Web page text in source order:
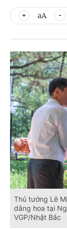
aA
Thủ tướng Lê
dâng hoa tại
VGP/Nhật Bắc